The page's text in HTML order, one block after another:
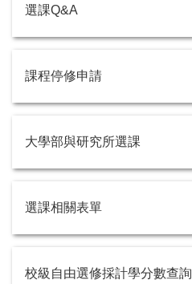
選課Q&A
課程停修申請
大學部與研究所選課
選課相關表單
校級自由選修採計學分數查詢